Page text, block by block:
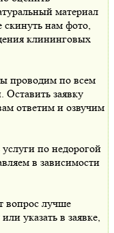
материал
скинуть нам фото,
клининговых
проводим по всем
заявку
ответим и озвучим
по недорогой
в зависимости
вопрос лучше
указать в заявке,